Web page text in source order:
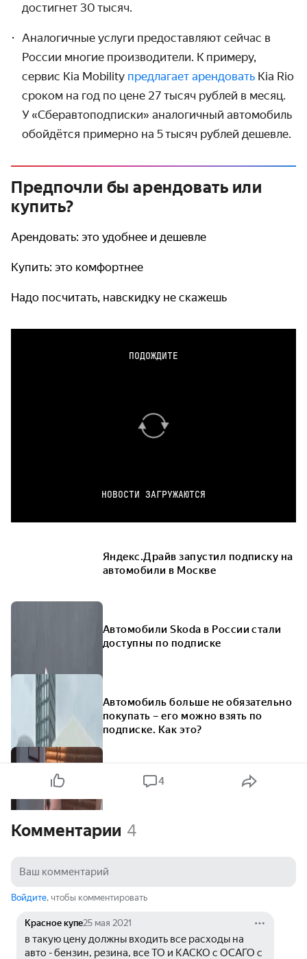
достигнет 30 тысяч.
Аналогичные услуги предоставляют сейчас в
России многие произво­дители. К примеру,
сервис Kia Mobility предлагает арендовать Kia Rio
сроком на год по цене 27 тысяч рублей в месяц.
У «Сбер­автоподписки» аналогичный автомобиль
обойдётся примерно на 5 тысяч рублей дешевле.
Предпочли бы арендовать или
купить?
Арендовать: это удобнее и дешевле
Купить: это комфортнее
Надо посчитать, навскидку не скажешь
ПОДОЖДИТЕ
НОВОСТИ ЗАГРУЖАЮТСЯ
Яндекс.Драйв запустил подписку на
автомобили в Москве
Автомобили Skoda в России стали
доступны по подписке
Автомобиль больше не обязательно
покупать – его можно взять по
подписке. Как это?
4
Комментарии 4
Войдите, чтобы комментировать
Красное купе25 мая 2021
в такую цену должны входить все расходы на
авто - бензин, резина, все ТО и КАСКО с ОСАГО с